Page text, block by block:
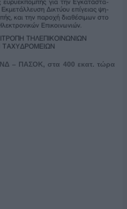
– ΠΑΣΟΚ, στα 400 εκατ. τώρα